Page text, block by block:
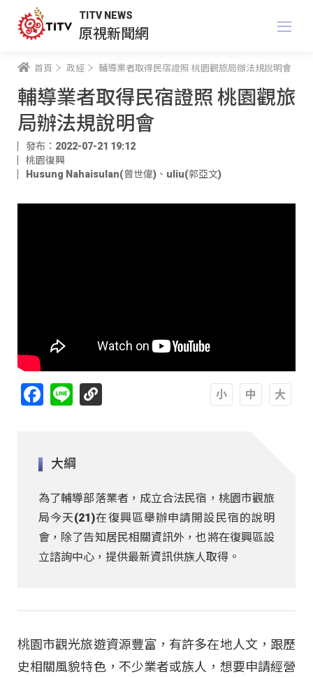
TITV NEWS
原視新聞網
首頁 政經 輔導業者取得民宿證照 桃園觀旅局辦法規說明會
輔導業者取得民宿證照 桃園觀旅
局辦法規說明會
發布：2022-07-21 19:12
桃園復興
Husung Nahaisulan(曾世偉) 、 uliu(郭亞文)
Facebook
Line
大綱
為了輔導部落業者，成立合法民宿，桃園市觀旅
局今天(21)在復興區舉辦申請開設民宿的說明
會，除了告知居民相關資訊外，也將在復興區設
立諮詢中心，提供最新資訊供族人取得。
桃園市觀光旅遊資源豐富，有許多在地人文，跟歷
史相關風貌特色，不少業者或族人，想要申請經營